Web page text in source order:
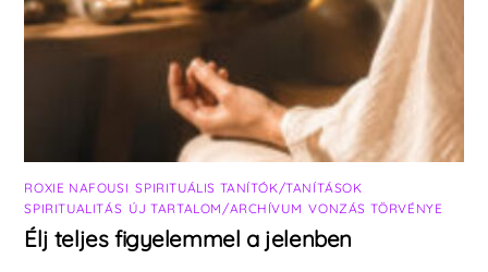
ROXIE NAFOUSI ,SPIRITUÁLIS TANÍTÓK/TANÍTÁSOK
SPIRITUALITÁS ÚJ TARTALOM/ARCHÍVUM ,VONZÁS TÖRVÉNYE
Élj teljes figyelemmel a jelenben